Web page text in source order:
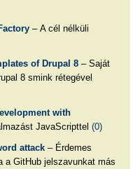
– A cél nélküli
of Drupal 8– Saját
8 smink rétegével
with
JavaScripttel (0)
attack– Érdemes
a GitHub jelszavunkat más